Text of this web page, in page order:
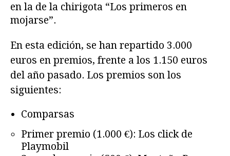
en la de la chirigota “Los primeros en
mojarse”.
En esta edición, se han repartido 3.000
euros en premios, frente a los 1.150 euros
del año pasado. Los premios son los
siguientes:
Comparsas
Primer premio (1.000 €): Los click de
Playmobil